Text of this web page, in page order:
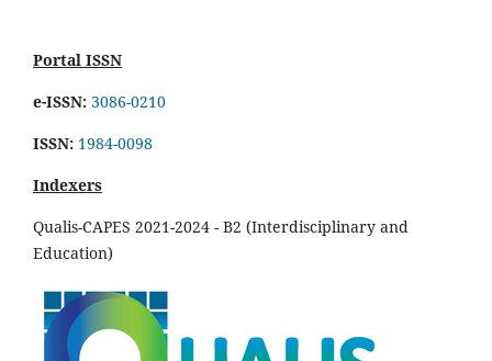
Portal ISSN
e-ISSN: 3086-0210
ISSN: 1984-0098
Indexers
Qualis-CAPES 2021-2024 - B2 (Interdisciplinary and
Education)